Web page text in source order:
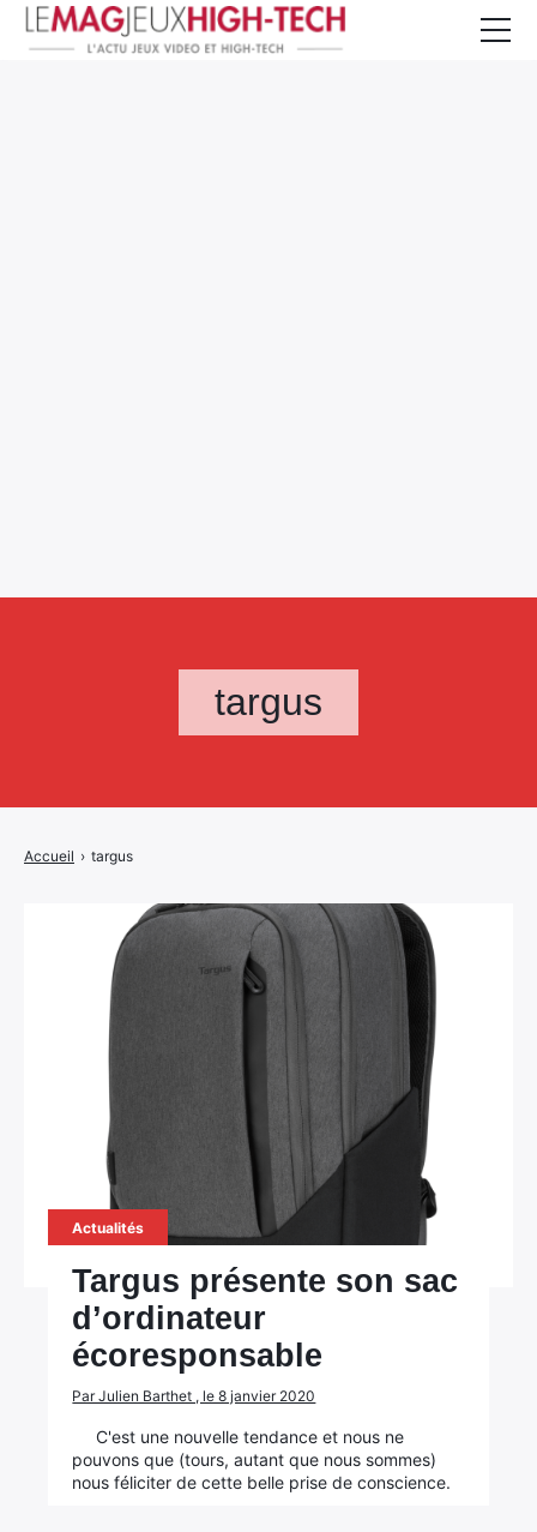
targus
Accueil › targus
Actualités
Targus présente son sac
d’ordinateur
écoresponsable
Par Julien Barthet , le 8 janvier 2020
C'est une nouvelle tendance et nous ne
pouvons que (tours, autant que nous sommes)
nous féliciter de cette belle prise de conscience.